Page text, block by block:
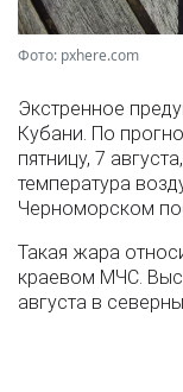
Фото: pxhere.com
Экстренное
Кубани. По
пятницу, 7
температура
Черноморском
Такая жара
краевом МЧС.
августа в